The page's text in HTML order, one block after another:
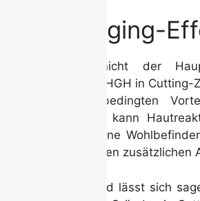
5. Anti-Aging-
Obwohl dies nicht der
Verwendung von HGH in
sich die altersbedingten
Beliebtheit. HGH kann
und das allgemeine
viele Benutzer einen zusätzlichen
Zusammenfassend lässt sich